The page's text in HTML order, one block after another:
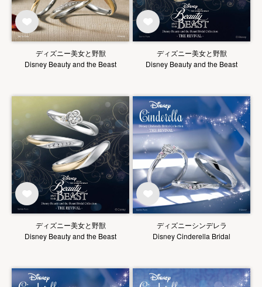
ディズニー美女と野獣
Disney Beauty and the Beast
ディズニー美女と野獣
Disney Beauty and the Beast
ディズニー美女と野獣
Disney Beauty and the Beast
ディズニーシンデレラ
Disney Cinderella Bridal